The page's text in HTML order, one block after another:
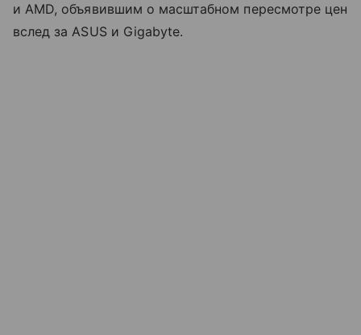
и AMD, объявившим о масштабном пересмотре цен
вслед за ASUS и Gigabyte.